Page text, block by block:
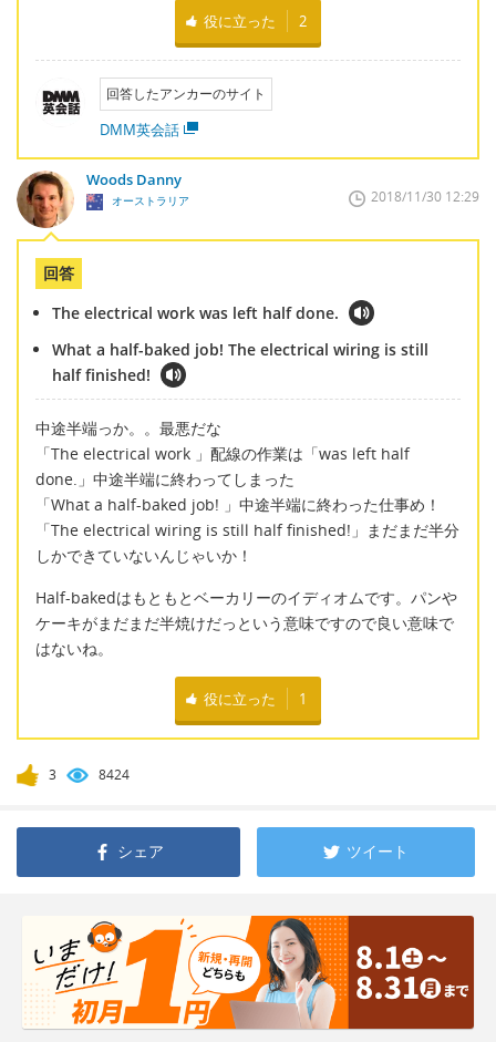
役に立った 2
回答したアンカーのサイト
DMM英会話
Woods Danny
オーストラリア 2018/11/30 12:29
回答
The electrical work was left half done.
What a half-baked job! The electrical wiring is still
half finished!
中途半端っか。。最悪だな
「The electrical work 」配線の作業は「was left half
done.」中途半端に終わってしまった
「What a half-baked job! 」中途半端に終わった仕事め！
「The electrical wiring is still half finished!」まだまだ半分
しかできていないんじゃいか！
Half-bakedはもともとベーカリーのイディオムです。パンや
ケーキがまだまだ半焼けだっという意味ですので良い意味で
はないね。
役に立った 1
3 8424
シェア ツイート